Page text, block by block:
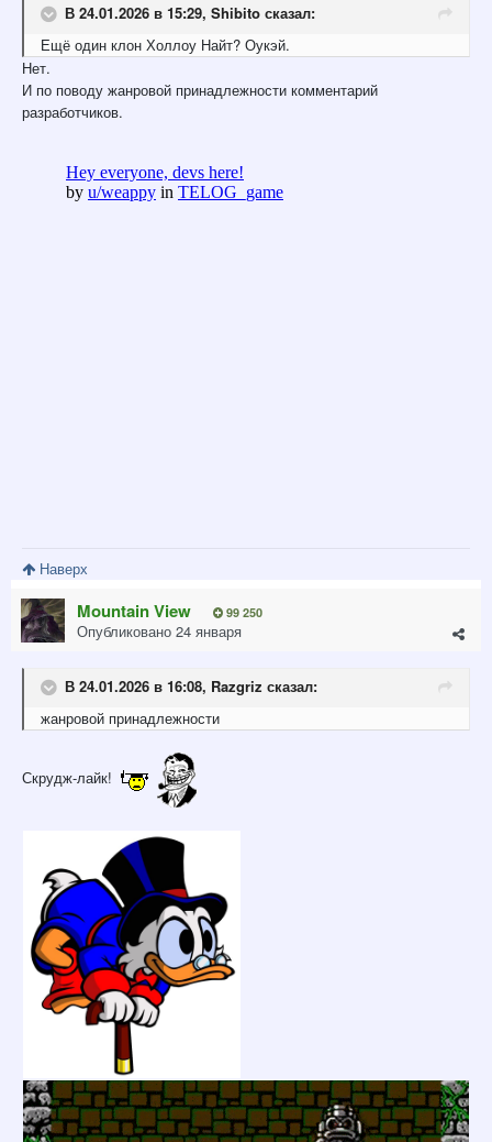
В 24.01.2026 в 15:29, Shibito сказал:
Ещё один клон Холлоу Найт? Оукэй.
Нет.
И по поводу жанровой принадлежности комментарий
разработчиков.
Наверх
Mountain View 99 250
Опубликовано 24 января
В 24.01.2026 в 16:08, Razgriz сказал:
жанровой принадлежности
Скрудж-лайк!